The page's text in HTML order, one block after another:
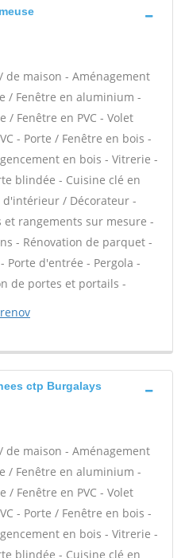
de maison - Aménagement
/ Fenêtre en aluminium -
Fenêtre en PVC - Volet
- Porte / Fenêtre en bois -
en bois - Vitrerie -
blindée - Cuisine clé en
/ Décorateur -
et rangements sur mesure -
- Rénovation de parquet -
Porte d'entrée - Pergola -
de portes et portails -
ctp Burgalays
de maison - Aménagement
/ Fenêtre en aluminium -
Fenêtre en PVC - Volet
- Porte / Fenêtre en bois -
en bois - Vitrerie -
blindée - Cuisine clé en